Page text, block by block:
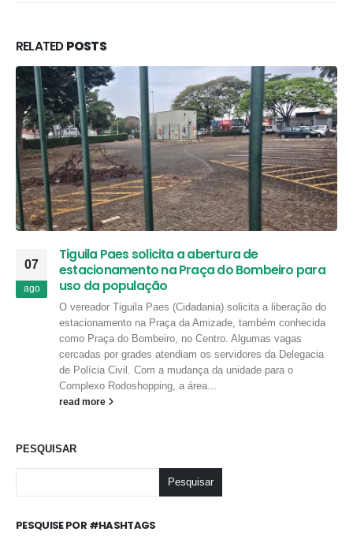
RELATEDPOSTS
07
ago
Tiguila Paes solicita a abertura de
estacionamento na Praça do Bombeiro para
uso da população
O vereador Tiguila Paes (Cidadania) solicita a liberação do
estacionamento na Praça da Amizade, também conhecida
como Praça do Bombeiro, no Centro. Algumas vagas
cercadas por grades atendiam os servidores da Delegacia
de Polícia Civil. Com a mudança da unidade para o
Complexo Rodoshopping, a área...
read more
PESQUISAR
Pesquisar
PESQUISE POR #HASHTAGS